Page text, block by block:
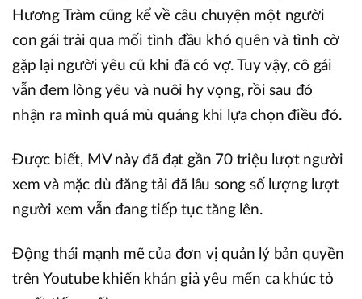
Hương Tràm cũng kể về câu chuyện một người
con gái trải qua mối tình đầu khó quên và tình cờ
gặp lại người yêu cũ khi đã có vợ. Tuy vậy, cô gái
vẫn đem lòng yêu và nuôi hy vọng, rồi sau đó
nhận ra mình quá mù quáng khi lựa chọn điều đó.
Được biết, MV này đã đạt gần 70 triệu lượt người
xem và mặc dù đăng tải đã lâu song số lượng lượt
người xem vẫn đang tiếp tục tăng lên.
Động thái mạnh mẽ của đơn vị quản lý bản quyền
trên Youtube khiến khán giả yêu mến ca khúc tỏ